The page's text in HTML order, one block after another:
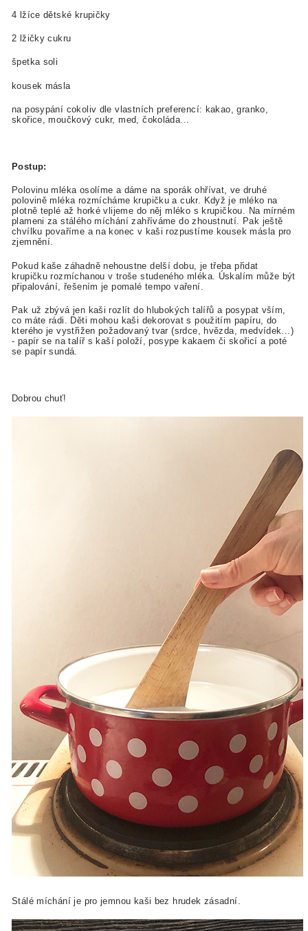
4 lžíce dětské krupičky
2 lžičky cukru
špetka soli
kousek másla
na posypání cokoliv dle vlastních preferencí: kakao, granko,
skořice, moučkový cukr, med, čokoláda...
Postup:
Polovinu mléka osolíme a dáme na sporák ohřívat, ve druhé
polovině mléka rozmícháme krupičku a cukr. Když je mléko na
plotně teplé až horké vlijeme do něj mléko s krupičkou. Na mírném
plameni za stálého míchání zahříváme do zhoustnutí. Pak ještě
chvílku povaříme a na konec v kaši rozpustíme kousek másla pro
zjemnění.
Pokud kaše záhadně nehoustne delší dobu, je třeba přidat
krupičku rozmíchanou v troše studeného mléka. Úskalím může být
připalování, řešením je pomalé tempo vaření.
Pak už zbývá jen kaši rozlít do hlubokých talířů a posypat vším,
co máte rádi. Děti mohou kaši dekorovat s použitím papíru, do
kterého je vystřižen požadovaný tvar (srdce, hvězda, medvídek...)
- papír se na talíř s kaší položí, posype kakaem či skořicí a poté
se papír sundá.
Dobrou chuť!
Stálé míchání je pro jemnou kaši bez hrudek zásadní.